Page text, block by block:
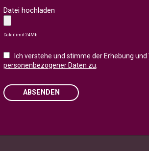
Datei hochladen
Dateilimit 24Mb
Ich verstehe und stimme der Erhebung und
personenbezogener Daten zu
ABSENDEN